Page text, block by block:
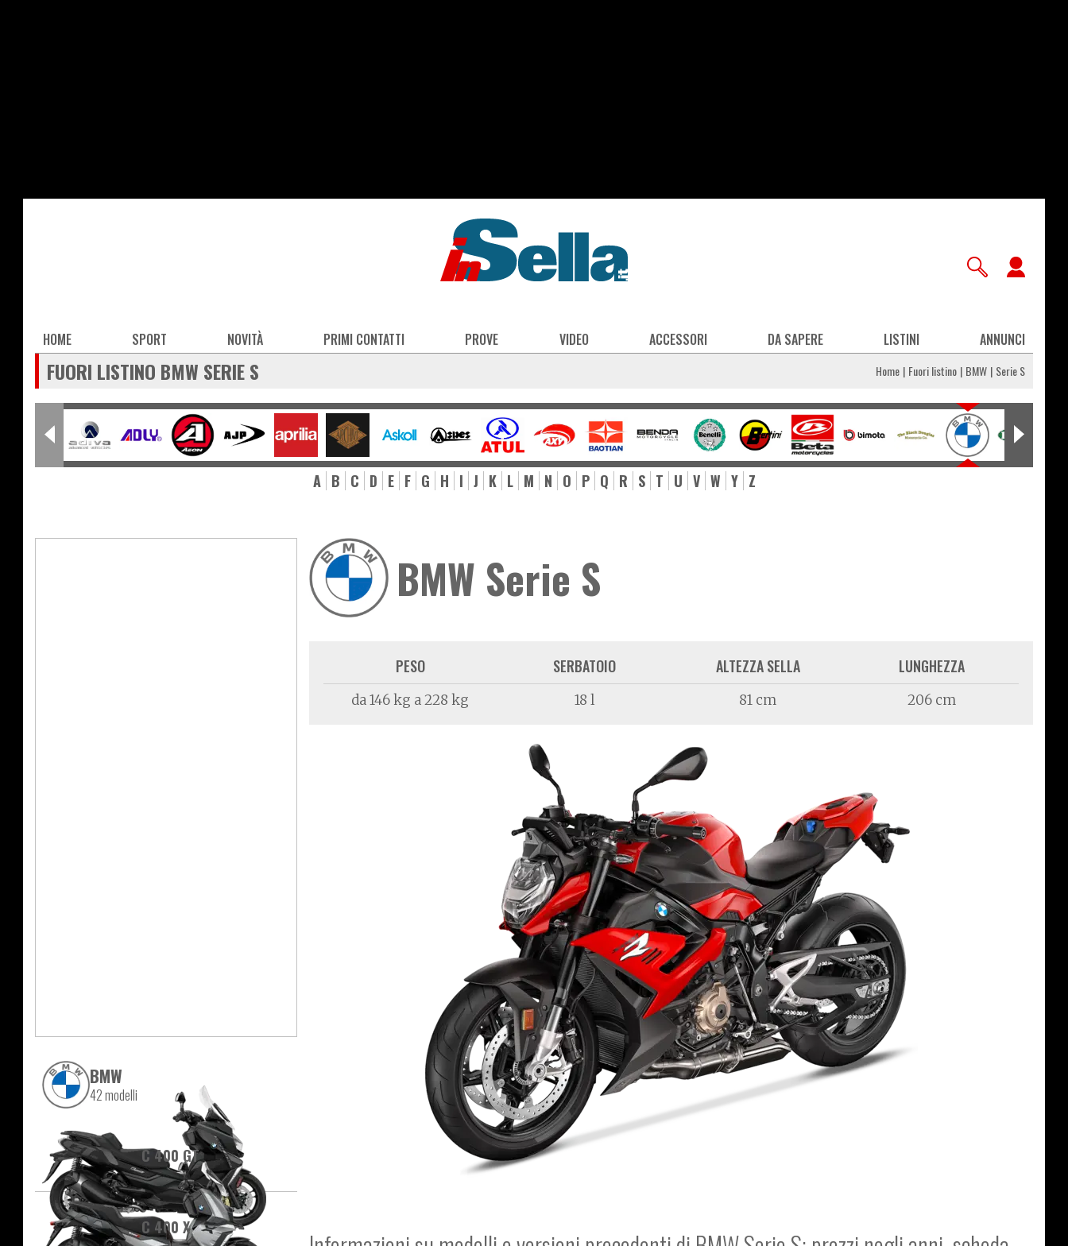
Main
navigation
HOME SPORT NOVITÀ PRIMI CONTATTI PROVE VIDEO ACCESSORI DA SAPERE LISTINI ANNUNCI
FUORI LISTINO BMW SERIE S Home Fuori listino BMW Serie S
A B C D E F G H I J K L M N O P Q R S T U V W Y Z
BMW
42 modelli
C 400 GT
C 400 X
BMW Serie S
PESO
da 146 kg a 228 kg
SERBATOIO
18 l
ALTEZZA SELLA
81 cm
LUNGHEZZA
206 cm